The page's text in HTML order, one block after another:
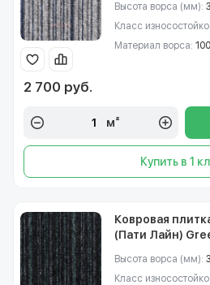
Высота ворса (мм):
Класс
Материал ворса:
2 700 руб.
м²
Купить в 1
Ковровая
(Пати Лайн)
Высота ворса (мм):
Класс